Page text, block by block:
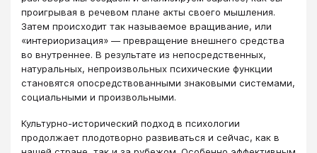
проигрывая в речевом плане акты своего мышления.
Затем происходит так называемое вращивание, или
«интериоризация» — превращение внешнего средства
во внутреннее. В результате из непосредственных,
натуральных, непроизвольных психические функции
становятся опосредствованными знаковыми системами,
социальными и произвольными.
Культурно-исторический подход в психологии
продолжает плодотворно развиваться и сейчас, как в